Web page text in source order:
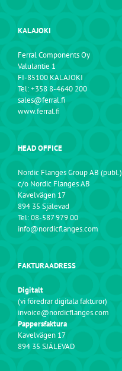
KALAJOKI
Ferral Components Oy
Valulantie 1
FI-85100 KALAJOKI
Tel: +358 8-4640 200
sales@ferral.fi
www.ferral.fi
HEAD OFFICE
Nordic Flanges Group AB (publ.)
c/o Nordic Flanges AB
Kavelvägen 17
894 35 Själevad
Tel: 08-587 979 00
info@nordicflanges.com
FAKTURAADRESS
Digitalt
(vi föredrar digitala fakturor)
invoice@nordicflanges.com
Pappersfaktura
Kavelvägen 17
894 35 SJÄLEVAD